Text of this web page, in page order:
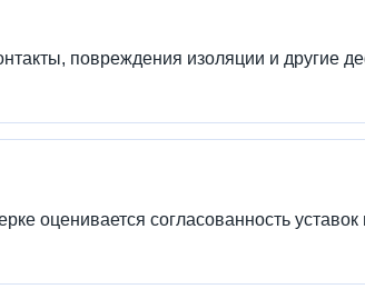
повреждения изоляции и другие
оценивается согласованность уставок